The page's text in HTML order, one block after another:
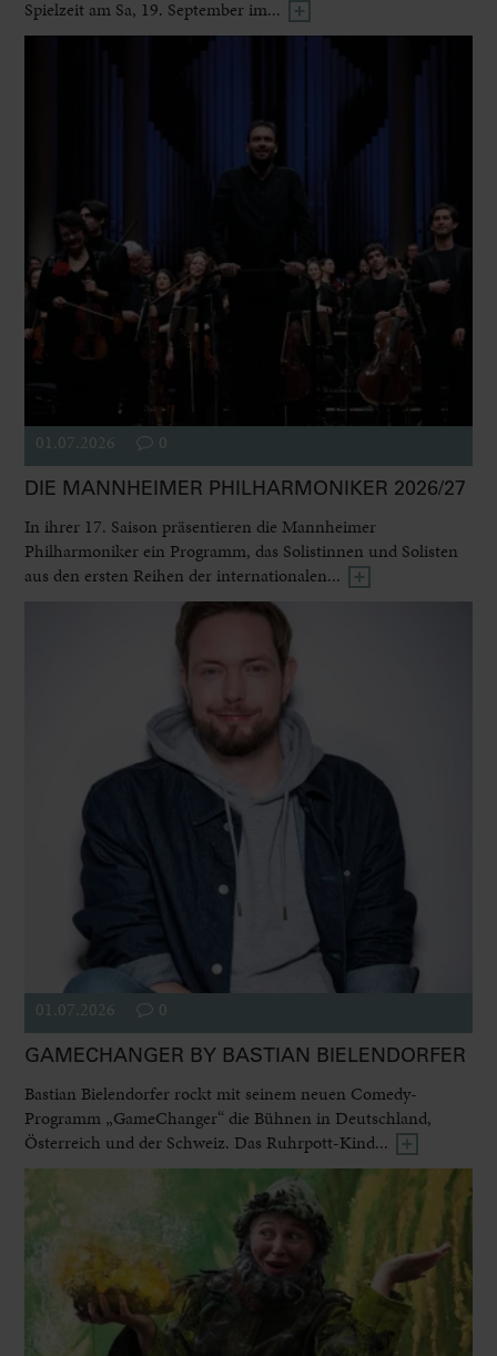
Spielzeit am Sa, 19. September im...
01.07.2026 0
DIE MANNHEIMER PHILHARMONIKER 2026/27
In ihrer 17. Saison präsentieren die Mannheimer
Philharmoniker ein Programm, das Solistinnen und Solisten
aus den ersten Reihen der internationalen...
01.07.2026 0
GAMECHANGER BY BASTIAN BIELENDORFER
Bastian Bielendorfer rockt mit seinem neuen Comedy-
Programm „GameChanger“ die Bühnen in Deutschland,
Österreich und der Schweiz. Das Ruhrpott-Kind...